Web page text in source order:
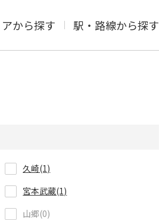
から探す 駅・路線から探す
久崎(1)
宮本武蔵(1)
山郷(0)